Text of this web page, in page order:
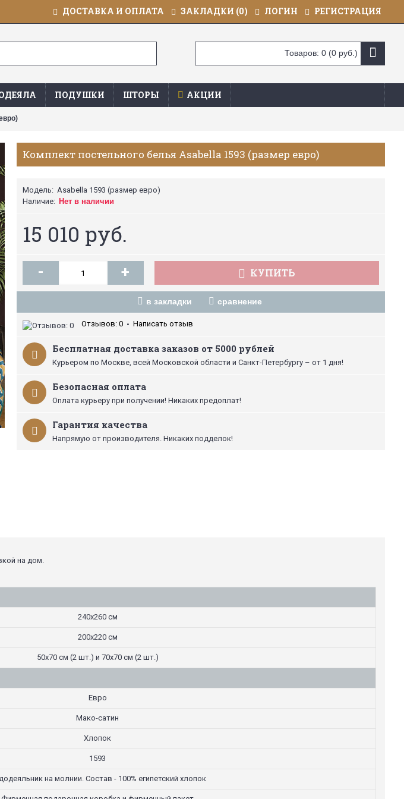
ДОСТАВКА И ОПЛАТА ЗАКЛАДКИ (0) ЛОГИН РЕГИСТРАЦИЯ
Товаров: 0 (0 руб.)
ПОДУШКИ ШТОРЫ АКЦИИ
Комплект постельного белья Asabella 1593 (размер евро)
Модель: Asabella 1593 (размер евро)
Наличие: Нет в наличии
15 010 руб.
- + КУПИТЬ
в закладки сравнение
Отзывов: 0 • Написать отзыв
Бесплатная доставка заказов от 5000 рублей
Курьером по Москве, всей Московской области и Санкт-Петербургу – от 1 дня!
Безопасная оплата
Оплата курьеру при получении! Никаких предоплат!
Гарантия качества
Напрямую от производителя. Никаких подделок!
на дом.
240х260 см
200х220 см
50х70 см (2 шт.) и 70х70 см (2 шт.)
Евро
Мако-сатин
Хлопок
1593
на молнии. Состав - 100% египетский хлопок